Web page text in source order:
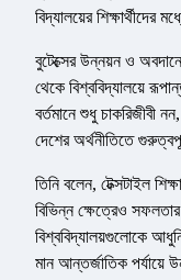
বিদ্যালয়ের শিক্ষার্থীদের
বুটেক্সের উন্নয়ন ও
থেকে বিশ্ববিদ্যালয়ে
বর্তমানে শুধু চাকরিজীবী
দেশের অর্থনীতিতে
তিনি বলেন, টেক্সটাইল
বিভিন্ন ক্ষেত্রেও
বিশ্ববিদ্যালয়গুলোকে
মান আন্তর্জাতিক পর্যায়ে